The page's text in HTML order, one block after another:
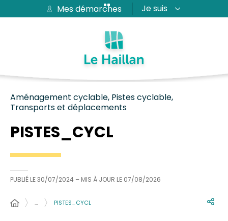
Aide et accessibilité
Passer au menu
Passer au contenuMes démarches Je suis
Aménagement cyclable, Pistes cyclable,
Transports et déplacements
PISTES_CYCL
PUBLIÉ LE30/07/2024 – MIS À JOUR LE 07/08/2026
… PISTES_CYCL